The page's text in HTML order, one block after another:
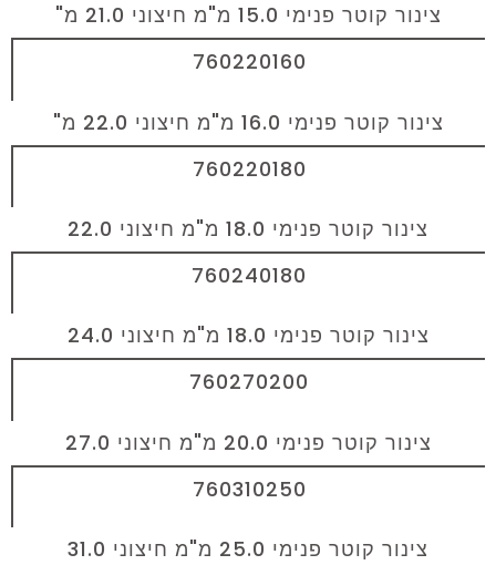
צינור קוטר פנימי 15.0 מ"מ חיצוני 21.0 מ"
760220160
צינור קוטר פנימי 16.0 מ"מ חיצוני 22.0 מ"
760220180
צינור קוטר פנימי 18.0 מ"מ חיצוני 22.0
760240180
צינור קוטר פנימי 18.0 מ"מ חיצוני 24.0
760270200
צינור קוטר פנימי 20.0 מ"מ חיצוני 27.0
760310250
צינור קוטר פנימי 25.0 מ"מ חיצוני 31.0